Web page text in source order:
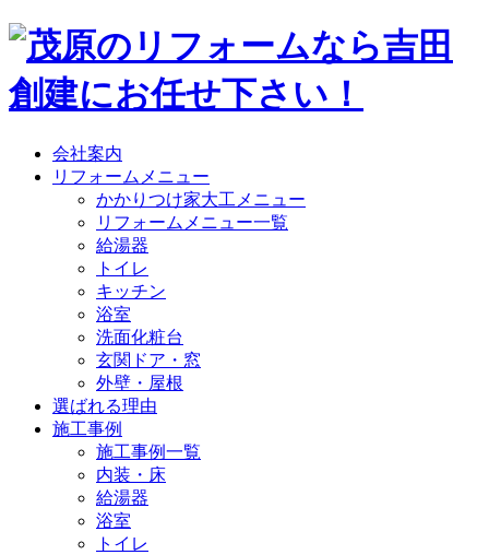
会社案内
リフォームメニュー
かかりつけ家大工メニュー
リフォームメニュー一覧
給湯器
トイレ
キッチン
浴室
洗面化粧台
玄関ドア・窓
外壁・屋根
選ばれる理由
施工事例
施工事例一覧
内装・床
給湯器
浴室
トイレ